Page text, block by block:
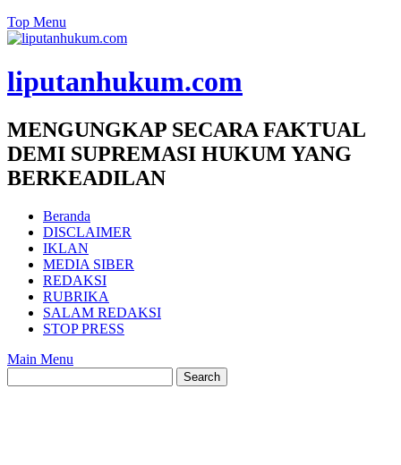
Top Menu
liputanhukum.com
MENGUNGKAP SECARA FAKTUAL
DEMI SUPREMASI HUKUM YANG
BERKEADILAN
Beranda
DISCLAIMER
IKLAN
MEDIA SIBER
REDAKSI
RUBRIKA
SALAM REDAKSI
STOP PRESS
Main Menu